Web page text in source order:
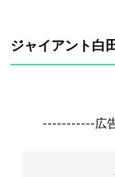
ジャイアント白
-----------広